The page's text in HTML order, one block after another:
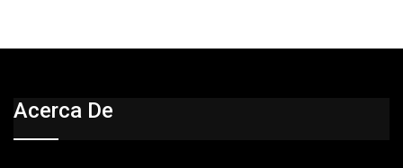
Acerca De